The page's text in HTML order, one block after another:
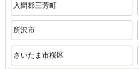
入間郡三芳町
所沢市
さいたま市桜区